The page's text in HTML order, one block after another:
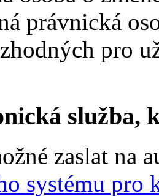
právnická
pro
služba,
zaslat na
systému pro